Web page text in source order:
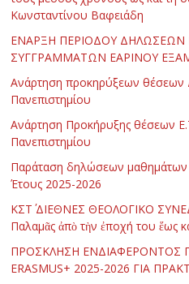
Κωνσταντίνου Βαφειάδη
ΕΝΑΡΞΗ ΠΕΡΙΟΔΟΥ ΔΗΛΩΣΕΩΝ
ΣΥΓΓΡΑΜΜΑΤΩΝ ΕΑΡΙΝΟΥ
Ανάρτηση προκηρύξεων θέσεων
Πανεπιστημίου
Ανάρτηση Προκήρυξης θέσεων
Πανεπιστημίου
Παράταση δηλώσεων μαθημάτων
Έτους 2025-2026
ΚΣΤ΄ ΔΙΕΘΝΕΣ ΘΕΟΛΟΓΙΚΟ
Παλαμᾶς ἀπὸ τὴν ἐποχή του ἕως
ΠΡΟΣΚΛΗΣΗ ΕΝΔΙΑΦΕΡΟΝΤΟΣ
ERASMUS+ 2025-2026 ΓΙΑ